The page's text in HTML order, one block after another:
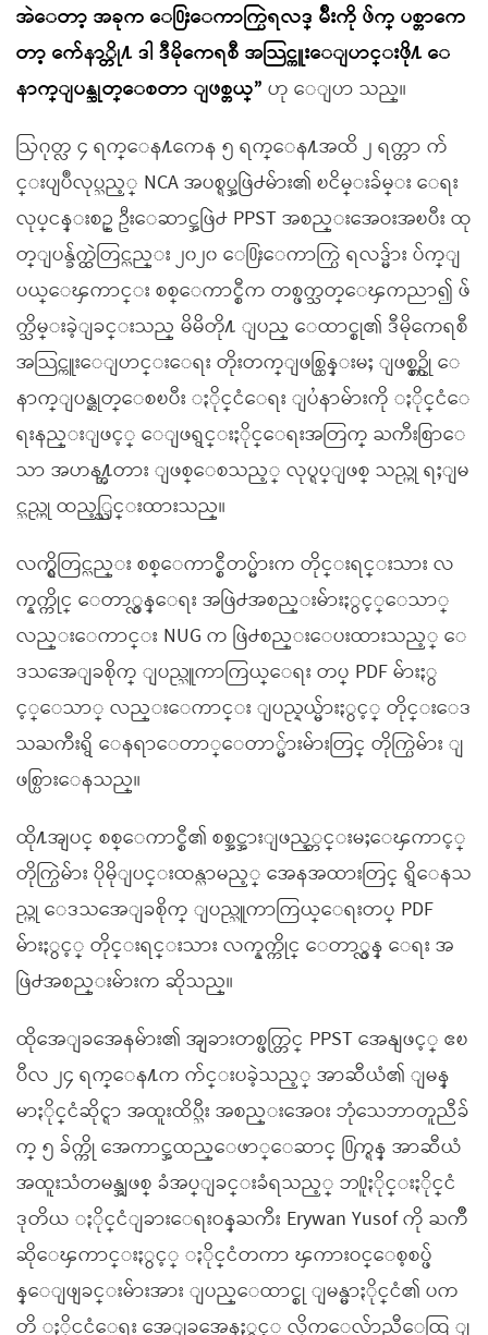
အဲေတာ့ အခုက ေ႐ြးေကာက္ပြဲရလဒ္ မ်ိဳးကို ဖ်က္ ပစ္တာကေ
တာ့ က်ေနာ္တို႔ ဒါ ဒီမိုကေရစီ အသြင္ကူးေျပာင္းဖို႔ ေ
နာက္ျပန္ဆုတ္ေစတာ ျဖစ္တယ္” ဟု ေျပာ သည္။
ဩဂုတ္လ ၄ ရက္ေန႔ကေန ၅ ရက္ေန႔အထိ ၂ ရက္တာ က်
င္းပျပဳလုပ္သည့္ NCA အပစ္ရပ္အဖြဲ႕မ်ား၏ ၿငိမ္းခ်မ္း ေရး
လုပ္ငန္းစဥ္ ဦးေဆာင္အဖြဲ႕ PPST အစည္းအေဝးအၿပီး ထု
တ္ျပန္ခ်က္ထဲတြင္လည္း ၂၀၂၀ ေ႐ြးေကာက္ပြဲ ရလဒ္မ်ား ပ်က္ျ
ပယ္ေၾကာင္း စစ္ေကာင္စီက တစ္ဖက္သတ္ေၾကညာ၍ ဖ်
က္သိမ္းခဲ့ျခင္းသည္ မိမိတို႔ ျပည္ ေထာင္စု၏ ဒီမိုကေရစီ
အသြင္ကူးေျပာင္းေရး တိုးတက္ျဖစ္ထြန္းမႈ ျဖစ္စဥ္ကို ေ
နာက္ျပန္ဆုတ္ေစၿပီး ႏိုင္ငံေရး ျပႆနာမ်ားကို ႏိုင္ငံေ
ရးနည္းျဖင့္ ေျဖရွင္းႏိုင္ေရးအတြက္ ႀကီးစြာေ
သာ အဟန႔္အတား ျဖစ္ေစသည့္ လုပ္ရပ္ျဖစ္ သည္ဟု ရႈျမ
င္သည္ဟု ထည့္သြင္းထားသည္။
လက္ရွိတြင္လည္း စစ္ေကာင္စီတပ္မ်ားက တိုင္းရင္းသား လ
က္နက္ကိုင္ ေတာ္လွန္ေရး အဖြဲ႕အစည္းမ်ားႏွင့္ေသာ္
လည္းေကာင္း NUG က ဖြဲ႕စည္းေပးထားသည့္ ေ
ဒသအေျခစိုက္ ျပည္သူကာကြယ္ေရး တပ္ PDF မ်ားႏွ
င့္ေသာ္ လည္းေကာင္း ျပည္နယ္မ်ားႏွင့္ တိုင္းေဒ
သႀကီးရွိ ေနရာေတာ္ေတာ္မ်ားမ်ားတြင္ တိုက္ပြဲမ်ား ျ
ဖစ္ပြားေနသည္။
ထို႔အျပင္ စစ္ေကာင္စီ၏ စစ္အင္အားျဖည့္တင္းမႈေၾကာင့္
တိုက္ပြဲမ်ား ပိုမိုျပင္းထန္လာမည့္ အေနအထားတြင္ ရွိေနသ
ည္ဟု ေဒသအေျခစိုက္ ျပည္သူကာကြယ္ေရးတပ္ PDF
မ်ားႏွင့္ တိုင္းရင္းသား လက္နက္ကိုင္ ေတာ္လွန္ ေရး အ
ဖြဲ႕အစည္းမ်ားက ဆိုသည္။
ထိုအေျခအေနမ်ား၏ အျခားတစ္ဖက္တြင္ PPST အေနျဖင့္ ဧၿ
ပီလ ၂၄ ရက္ေန႔က က်င္းပခဲ့သည့္ အာဆီယံ၏ ျမန္
မာႏိုင္ငံဆိုင္ရာ အထူးထိပ္သီး အစည္းအေဝး ဘုံသေဘာတူညီခ်
က္ ၅ ခ်က္ကို အေကာင္အထည္ေဖာ္ေဆာင္ ႐ြက္ရန္ အာဆီယံ
အထူးသံတမန္အျဖစ္ ခံအပ္ျခင္းခံရသည့္ ဘ႐ူႏိုင္းႏိုင္ငံ
ဒုတိယ ႏိုင္ငံျခားေရးဝန္ႀကီး Erywan Yusof ကို ႀကိဳ
ဆိုေၾကာင္းႏွင့္ ႏိုင္ငံတကာ ၾကားဝင္ေစ့စပ္ဖ်
န္ေျဖျခင္းမ်ားအား ျပည္ေထာင္စု ျမန္မာႏိုင္ငံ၏ ပက
တိ ႏိုင္ငံေရး အေျခအေနႏွင့္ လိုက္ေလ်ာညီေထြ ျ